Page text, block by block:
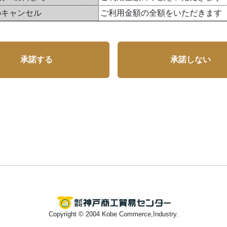
ャンセル
ご利用金額の全額をいただきます
承諾する 承諾しない
Copyright © 2004 Kobe Commerce,Industry.